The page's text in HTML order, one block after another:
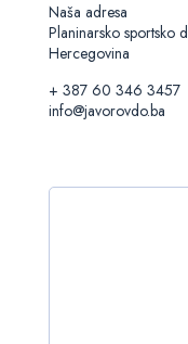
Naša adresa
Planinarsko sportsko
Hercegovina
+ 387 60 346 3457
info@javorovdo.ba